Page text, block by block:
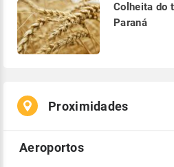
Colheita do
Paraná
Proximidades